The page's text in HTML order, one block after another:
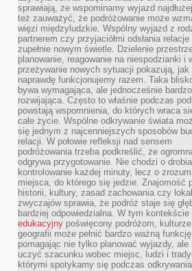
sprawiają, że wspominamy wyjazd
też zauważyć, że podróżowanie może
więzi międzyludzkie. Wspólny wyjazd z
partnerem czy przyjaciółmi odsłania relacje
zupełnie nowym świetle. Dzielenie
planowanie, reagowanie na niespodzianki i
przeżywanie nowych sytuacji pokazują, jak
naprawdę funkcjonujemy razem. Taka
bywa wymagająca, ale jednocześnie bardzo
rozwijająca. Często to właśnie podczas
powstają wspomnienia, do których wraca
całe życie. Wspólne odkrywanie świata
się jednym z najcenniejszych sposobów
relacji. W połowie refleksji nad sensem
podróżowania trzeba podkreślić, że
odgrywa przygotowanie. Nie chodzi o
kontrolowanie każdej minuty, lecz o
miejsca, do którego się jedzie. Znajomość
historii, kultury, zasad zachowania czy
zwyczajów sprawia, że podróż staje się
bardziej odpowiedzialna. W tym kontekście
edukacyjny poświęcony podróżom,
geografii może pełnić bardzo ważną
pomagając nie tylko planować wyjazdy, ale
uczyć szacunku wobec miejsc, ludzi i
którymi spotykamy się podczas